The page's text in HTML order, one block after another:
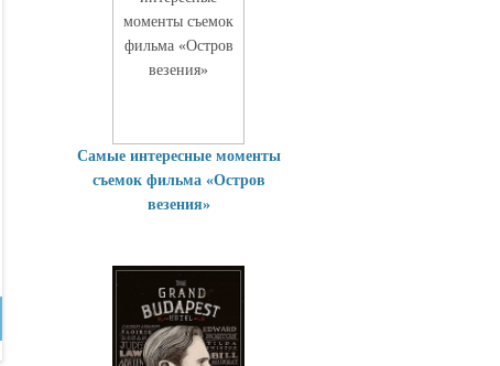
Самые интересные моменты
съемок фильма «Остров
везения»